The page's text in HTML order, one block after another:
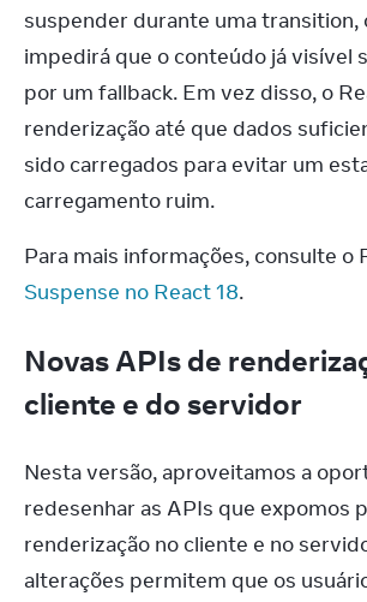
suspender durante uma transition,
impedirá que o conteúdo já visível
por um fallback. Em vez disso, o
renderização até que dados
sido carregados para evitar um
carregamento ruim.
Suspense no React 18.
Novas APIs de
cliente e do servidor
Nesta versão, aproveitamos a
redesenhar as APIs que expomos
renderização no cliente e no
alterações permitem que os